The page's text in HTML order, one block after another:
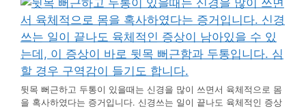
뒷목 뻐근하고 두통이 있을때는 신경을 많이 쓰면서 육체적으로 몸
을 혹사하였다는 증거입니다. 신경쓰는 일이 끝나도 육체적인 증상